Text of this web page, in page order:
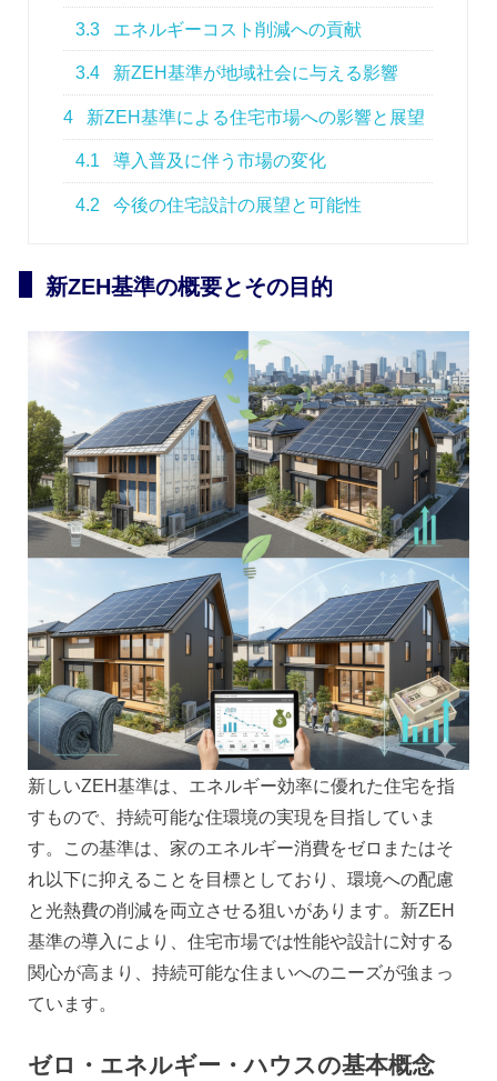
3.3 エネルギーコスト削減への貢献
3.4 新ZEH基準が地域社会に与える影響
4 新ZEH基準による住宅市場への影響と展望
4.1 導入普及に伴う市場の変化
4.2 今後の住宅設計の展望と可能性
新ZEH基準の概要とその目的
新しいZEH基準は、エネルギー効率に優れた住宅を指
すもので、持続可能な住環境の実現を目指していま
す。この基準は、家のエネルギー消費をゼロまたはそ
れ以下に抑えることを目標としており、環境への配慮
と光熱費の削減を両立させる狙いがあります。新ZEH
基準の導入により、住宅市場では性能や設計に対する
関心が高まり、持続可能な住まいへのニーズが強まっ
ています。
ゼロ・エネルギー・ハウスの基本概念